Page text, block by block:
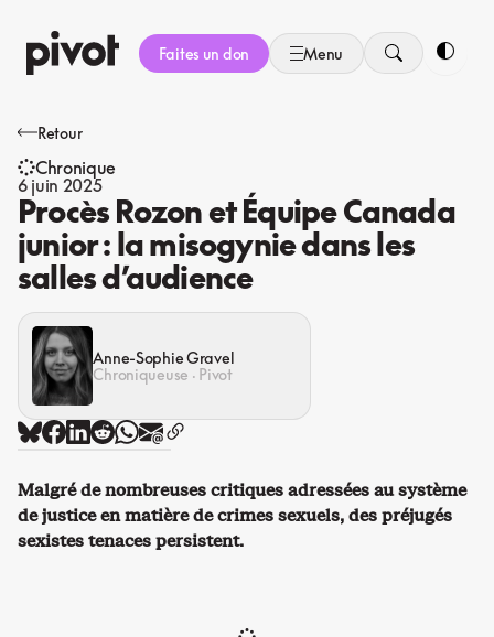
au
contenu
Faites un don Menu
Retour
Chronique
6 juin 2025
Procès Rozon et Équipe Canada
junior : la misogynie dans les
salles d’audience
Anne-Sophie Gravel
Chroniqueuse · Pivot
Malgré de nombreuses critiques adressées au système
de justice en matière de crimes sexuels, des préjugés
sexistes tenaces persistent.